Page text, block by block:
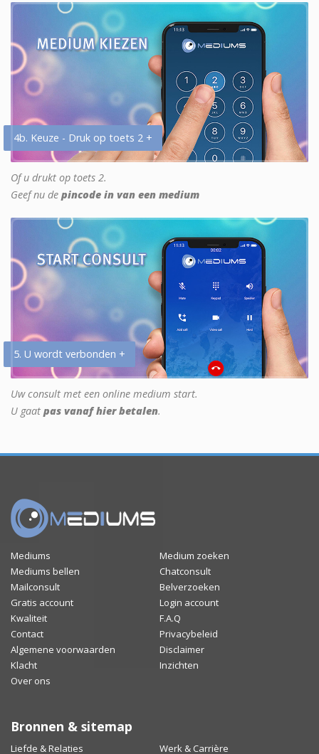
4b. Keuze - Druk op toets 2 +
Of u drukt op toets 2.
Geef nu de pincode in van een medium
5. U wordt verbonden +
Uw consult met een online medium start.
U gaat pas vanaf hier betalen.
Mediums
Medium zoeken
Mediums bellen
Chatconsult
Mailconsult
Belverzoeken
Gratis account
Login account
Kwaliteit
F.A.Q
Contact
Privacybeleid
Algemene voorwaarden
Disclaimer
Klacht
Inzichten
Over ons
Bronnen & sitemap
Liefde & Relaties Werk & Carrière